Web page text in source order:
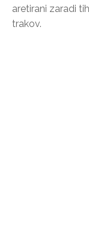
aretirani zaradi
trakov.